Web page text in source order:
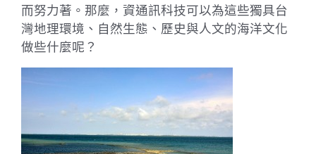
而努力著。那麼，資通訊科技可以為這些獨具台
灣地理環境、自然生態、歷史與人文的海洋文化
做些什麼呢？